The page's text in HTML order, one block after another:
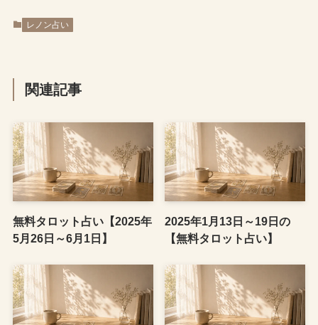
レノン占い
関連記事
無料タロット占い【2025年
5月26日～6月1日】
2025年1月13日～19日の
【無料タロット占い】